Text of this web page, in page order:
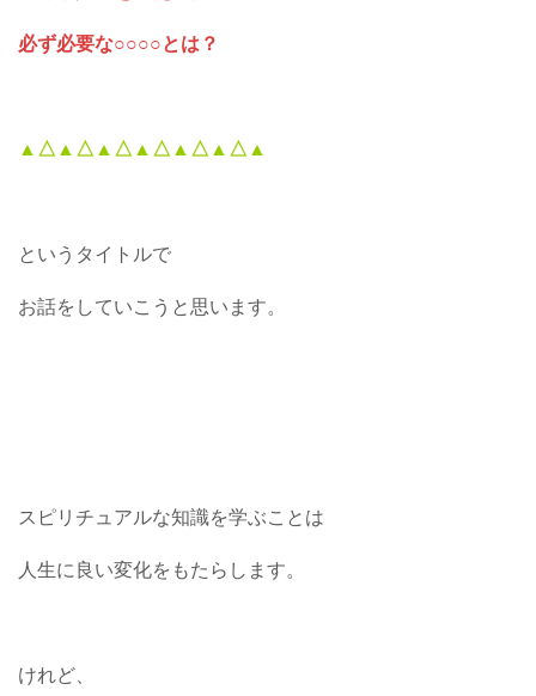
必ず必要な○○○○とは？
▲△▲△▲△▲△▲△▲△▲
というタイトルで
お話をしていこうと思います。
スピリチュアルな知識を学ぶことは
人生に良い変化をもたらします。
けれど、